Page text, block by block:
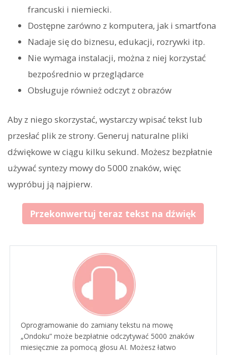
francuski i niemiecki.
Dostępne zarówno z komputera, jak i smartfona
Nadaje się do biznesu, edukacji, rozrywki itp.
Nie wymaga instalacji, można z niej korzystać
bezpośrednio w przeglądarce
Obsługuje również odczyt z obrazów
Aby z niego skorzystać, wystarczy wpisać tekst lub
przesłać plik ze strony. Generuj naturalne pliki
dźwiękowe w ciągu kilku sekund. Możesz bezpłatnie
używać syntezy mowy do 5000 znaków, więc
wypróbuj ją najpierw.
Przekonwertuj teraz tekst na dźwięk
Oprogramowanie do zamiany tekstu na mowę
„Ondoku” może bezpłatnie odczytywać 5000 znaków
miesięcznie za pomocą głosu AI. Możesz łatwo